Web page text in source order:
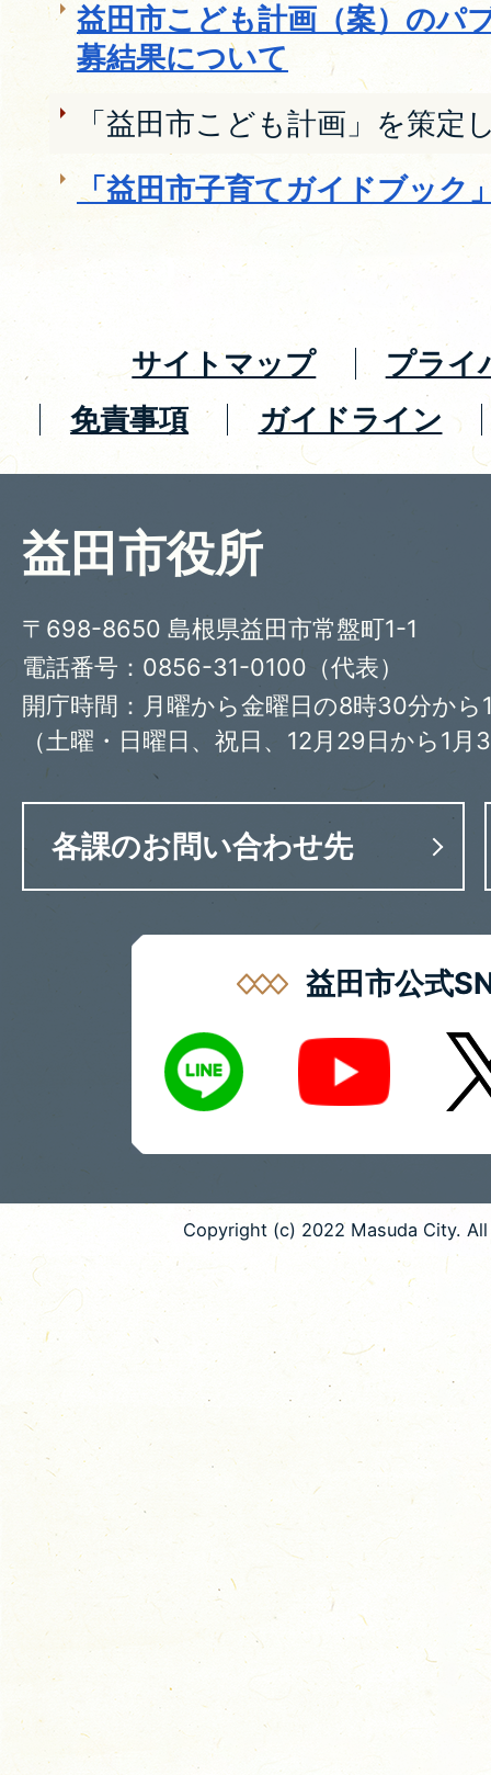
益田市こども計画（案）のパ
募結果について
「益田市こども計画」を策定
「益田市子育てガイドブック
サイトマップ
プライ
免責事項
ガイドライン
益田市役所
〒698-8650 島根県益田市常盤町1-1
電話番号：0856-31-0100（代表）
開庁時間：月曜から金曜日の8時30分から
（土曜・日曜日、祝日、12月29日から1月
各課のお問い合わせ先
益田市公式
LINE
Youtube X
Copyright (c) 2022 Masuda City.